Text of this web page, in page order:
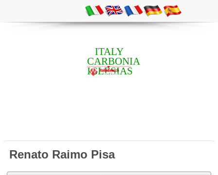
ITALY
CARBONIA
IGLESIAS
Renato Raimo Pisa